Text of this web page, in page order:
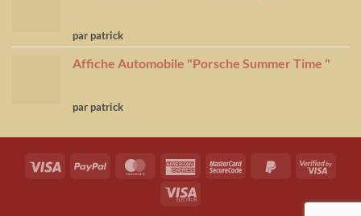
Note4
sur 5
par patrick
Affiche Automobile "Porsche Summer Time "
Note4
sur 5
par patrick
Visa PayPal MasterCardAmericanMasterCardPayPal
Visa
Visa